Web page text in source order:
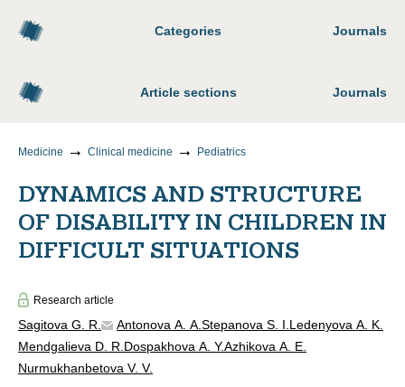
Categories Journals
Article sections Journals
Medicine Clinical medicine Pediatrics
DYNAMICS AND STRUCTURE
OF DISABILITY IN CHILDREN IN
DIFFICULT SITUATIONS
Research article
Sagitova G. R. Antonova A. A. Stepanova S. I. Ledenyova A. K.
Mendgalieva D. R. Dospakhova A. Y.Azhikova A. E.
Nurmukhanbetova V. V.